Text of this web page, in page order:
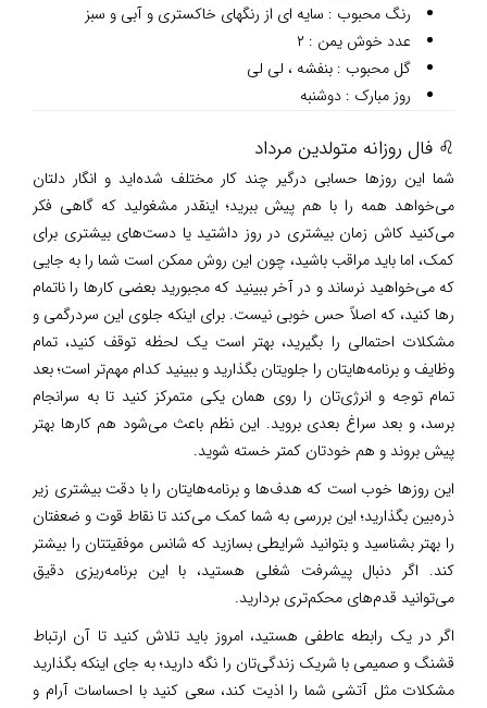
رنگ محبوب : سایه ای از رنگهای خاکستری و آبی و سبز
عدد خوش یمن : ۲
گل محبوب : بنفشه ، لی لی
روز مبارک : دوشنبه
♌ فال روزانه متولدین مرداد
شما این روزها حسابی درگیر چند کار مختلف شده‌اید و انگار دلتان
می‌خواهد همه را با هم پیش ببرید؛ اینقدر مشغولید که گاهی فکر
می‌کنید کاش زمان بیشتری در روز داشتید یا دست‌های بیشتری برای
کمک، اما باید مراقب باشید، چون این روش ممکن است شما را به جایی
که می‌خواهید نرساند و در آخر ببینید که مجبورید بعضی کارها را ناتمام
رها کنید، که اصلاً حس خوبی نیست. برای اینکه جلوی این سردرگمی و
مشکلات احتمالی را بگیرید، بهتر است یک لحظه توقف کنید، تمام
وظایف و برنامه‌هایتان را جلویتان بگذارید و ببینید کدام مهم‌تر است؛ بعد
تمام توجه و انرژی‌تان را روی همان یکی متمرکز کنید تا به سرانجام
برسد، و بعد سراغ بعدی بروید. این نظم باعث می‌شود هم کارها بهتر
پیش بروند و هم خودتان کمتر خسته شوید.
این روزها خوب است که هدف‌ها و برنامه‌هایتان را با دقت بیشتری زیر
ذره‌بین بگذارید؛ این بررسی به شما کمک می‌کند تا نقاط قوت و ضعفتان
را بهتر بشناسید و بتوانید شرایطی بسازید که شانس موفقیتتان را بیشتر
کند. اگر دنبال پیشرفت شغلی هستید، با این برنامه‌ریزی دقیق
می‌توانید قدم‌های محکم‌تری بردارید.
اگر در یک رابطه عاطفی هستید، امروز باید تلاش کنید تا آن ارتباط
قشنگ و صمیمی با شریک زندگی‌تان را نگه دارید؛ به جای اینکه بگذارید
مشکلات مثل آتشی شما را اذیت کند، سعی کنید با احساسات آرام و